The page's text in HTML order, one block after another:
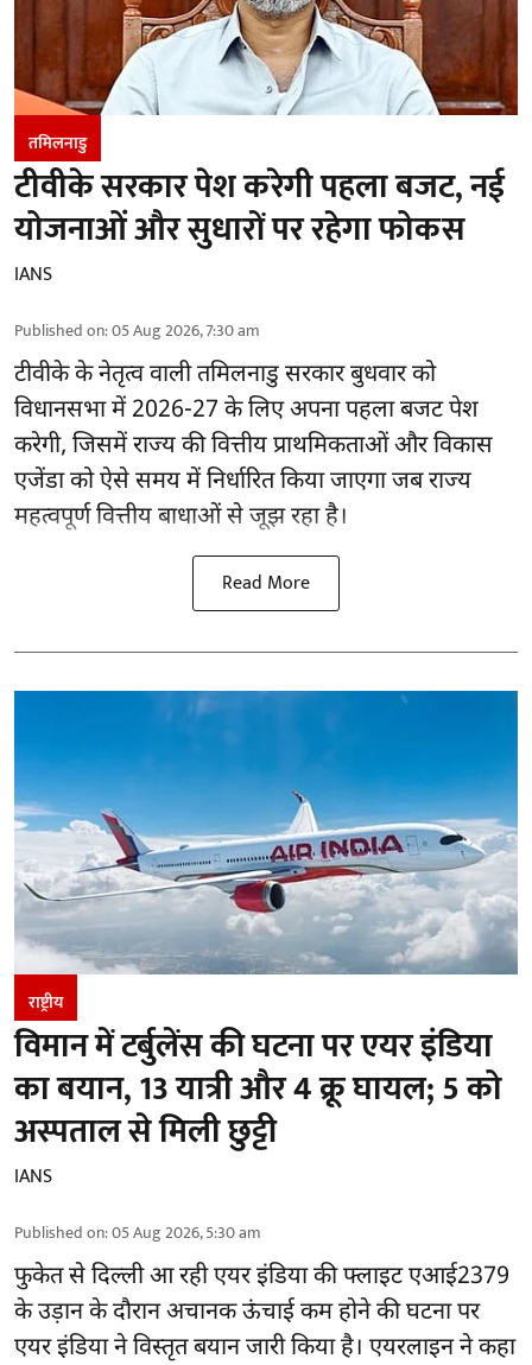
तमिलनाडु
टीवीके सरकार पेश करेगी पहला बजट, नई
योजनाओं और सुधारों पर रहेगा फोकस
IANS
Published on:05 Aug 2026, 7:30 am
टीवीके के नेतृत्व वालीतमिलनाडु सरकारबुधवार को
विधानसभा में 2026-27 के लिए अपना पहला बजट पेश
करेगी, जिसमें राज्य की वित्तीय प्राथमिकताओं और विकास
एजेंडा को ऐसे समय में निर्धारित किया जाएगा जब राज्य
महत्वपूर्ण वित्तीय बाधाओं से जूझ रहा है।
Read More
राष्ट्रीय
विमान में टर्बुलेंस की घटना पर एयर इंडिया
का बयान, 13 यात्री और 4 क्रू घायल; 5 को
अस्पताल से मिली छुट्टी
IANS
Published on:05 Aug 2026, 5:30 am
फुकेत सेदिल्लीआ रही एयर इंडिया की फ्लाइट एआई2379
के उड़ान के दौरान अचानक ऊंचाई कम होने की घटना पर
एयर इंडिया ने विस्तृत बयान जारी किया है। एयरलाइन ने कहा